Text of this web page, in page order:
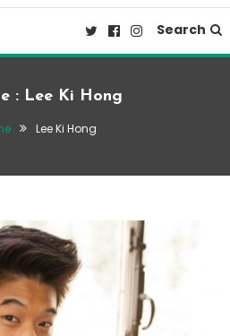
Search
: Lee Ki Hong
Lee Ki Hong